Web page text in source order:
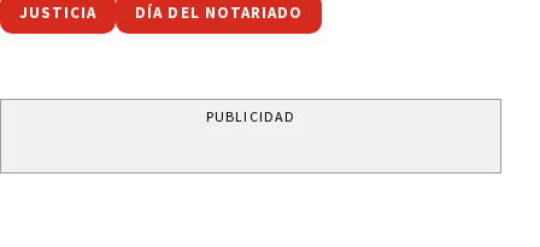
JUSTICIA DÍA DEL NOTARIADO
PUBLICIDAD